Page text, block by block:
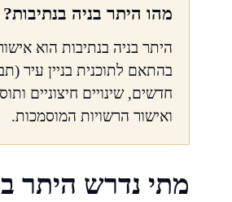
מהו היתר בניה בנתיבות?
היתר בניה בנתיבות הוא
בהתאם לתוכנית בניין עיר
חדשים, שינויים חיצוניים
ואישור הרשויות המוסמכות.
מתי נדרש היתר